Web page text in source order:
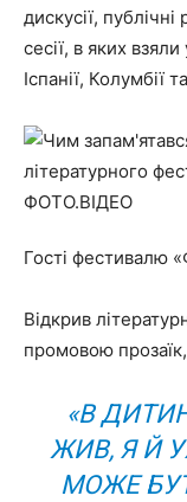
дискусії,
сесії, в яких
Іспанії, Колумбії
Гості фестивалю
Відкрив
промовою
«В
ЖИВ, Я Й
МОЖЕ